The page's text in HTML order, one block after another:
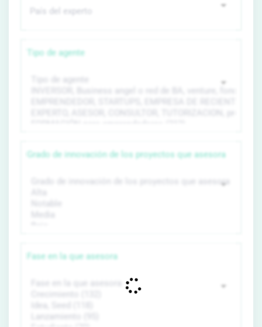
Tipo de agente
Grado de innovación de los proyectos que asesora
Fase en la que asesora